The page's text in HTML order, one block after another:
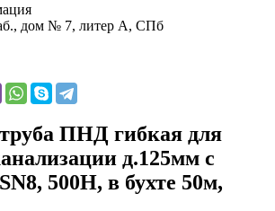
дом № 7, литер А, СПб
ПНД гибкая для
д.125мм с
500Н, в бухте 50м,